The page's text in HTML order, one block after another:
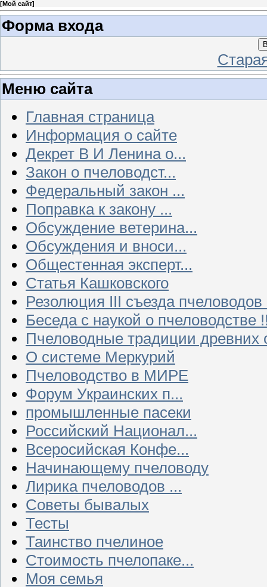
[Мой сайт]
Форма входа
Меню сайта
Главная страница
Информация о сайте
Декрет В И Ленина о...
Закон о пчеловодст...
Федеральный закон ...
Поправка к закону ...
Обсуждение ветерина...
Обсуждения и вноси...
Общестенная эксперт...
Статья Кашковского
Резолюция III съезда
Беседа с наукой о пчеловодстве
Пчеловодные традиции древних
О системе Меркурий
Пчеловодство в МИРЕ
Форум Украинских п...
промышленные пасеки
Российский Национал...
Всеросийская Конфе...
Начинающему пчеловоду
Лирика пчеловодов ...
Советы бывалых
Тесты
Таинство пчелиное
Стоимость пчелопаке...
Моя семья